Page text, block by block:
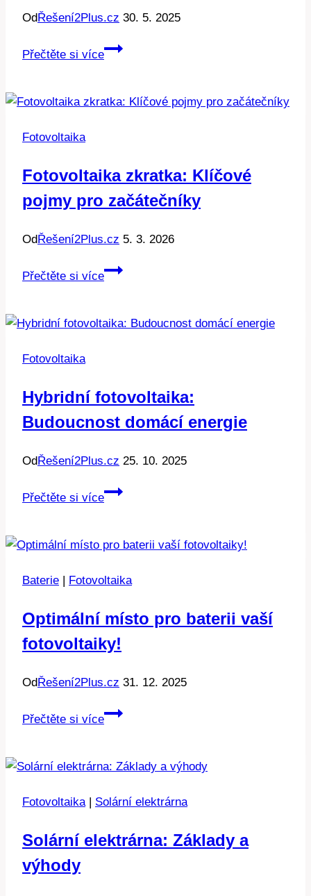
OdŘešení2Plus.cz 30. 5. 2025
Přečtěte si více
Jak
Základy
Fotovoltaika
Fotovoltaika zkratka: Klíčové
pojmy pro začátečníky
OdŘešení2Plus.cz 5. 3. 2026
Přečtěte si více
Fotovoltaika
pojmy
Fotovoltaika
Hybridní fotovoltaika:
Budoucnost domácí energie
OdŘešení2Plus.cz 25. 10. 2025
Přečtěte si více
Hybridní
domácí
Baterie | Fotovoltaika
Optimální místo pro baterii vaší
fotovoltaiky!
OdŘešení2Plus.cz 31. 12. 2025
Přečtěte si více
Optimální
baterii
fotovoltaiky!
Fotovoltaika| Solární elektrárna
Solární elektrárna: Základy a
výhody